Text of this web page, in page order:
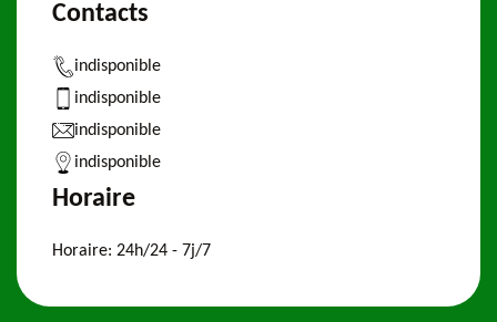
Contacts
indisponible
indisponible
indisponible
indisponible
Horaire
Horaire: 24h/24 - 7j/7